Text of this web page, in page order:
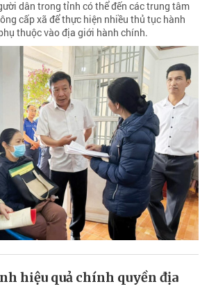
dân trong tỉnh có thể đến các trung tâm
cấp xã để thực hiện nhiều thủ tục hành
thuộc vào địa giới hành chính.
hiệu quả chính quyền địa